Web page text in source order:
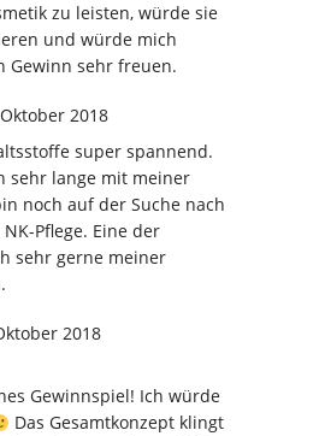
zu leisten, würde sie
und würde mich
Gewinn sehr freuen.
2018
super spannend.
sehr lange mit meiner
noch auf der Suche nach
Pflege. Eine der
sehr gerne meiner
2018
Gewinnspiel! Ich würde
Das Gesamtkonzept klingt